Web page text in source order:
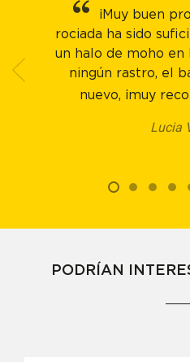
¡Muy buen
rociada ha sido
un halo de moho en
ningún rastro, el
nuevo, ¡muy
Lucia
PODRÍAN